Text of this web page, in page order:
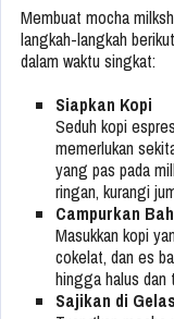
Membuat mocha
langkah-langkah
dalam waktu singkat:
Siapkan Kopi
Seduh kopi
memerlukan
yang pas pada
ringan, kurangi
Campurkan
Masukkan kopi
cokelat, dan es
hingga halus dan
Sajikan di Gelas